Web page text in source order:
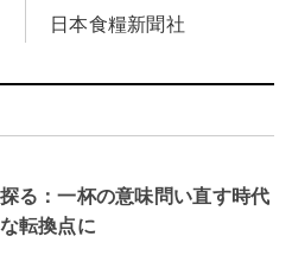
日本食糧新聞社
る：一杯の意味問い直す時代
転換点に